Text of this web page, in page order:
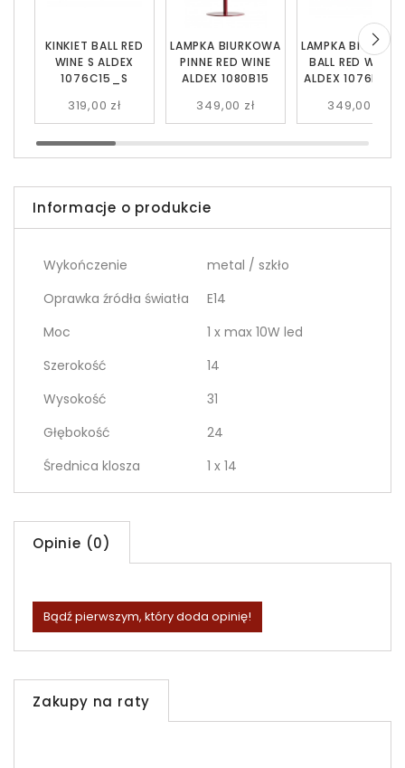
LAMPKA BIURKOWA
PINNE RED WINE
ALDEX 1080B15
349,00 zł
KINKIET BALL RED
WINE S ALDEX
1076C15_S
319,00 zł
LAMPKA
BALL RED WINE S
ALDEX
349,00 zł
Informacje o produkcie
Wykończenie
metal / szkło
Oprawka źródła światła
E14
Moc
1 x max 10W led
Szerokość
14
Wysokość
31
Głębokość
24
Średnica klosza
1 x 14
Opinie (0)
Bądź pierwszym, który doda opinię!
Zakupy na raty